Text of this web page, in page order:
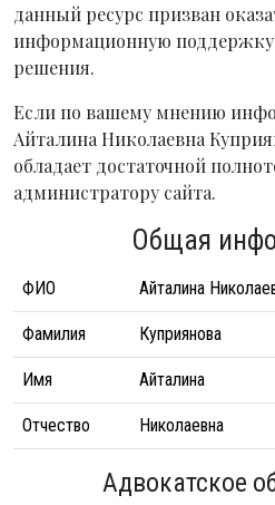
данный ресурс призван
информационную
решения.
Если по вашему мнению
Айталина Николаевна
обладает достаточной
администратору сайта.
Общая
ФИО Айталина
Фамилия Куприянова
Имя Айталина
Отчество Николаевна
Адвокатское